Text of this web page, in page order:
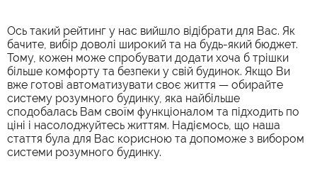
Ось такий рейтинг у нас вийшло відібрати для Вас. Як
бачите, вибір доволі широкий та на будь-який бюджет.
Тому, кожен може спробувати додати хоча б трішки
більше комфорту та безпеки у свій будинок. Якщо Ви
вже готові автоматизувати своє життя — обирайте
систему розумного будинку, яка найбільше
сподобалась Вам своїм функціоналом та підходить по
ціні і насолоджуйтесь життям. Надіємось, що наша
стаття була для Вас корисною та допоможе з вибором
системи розумного будинку.